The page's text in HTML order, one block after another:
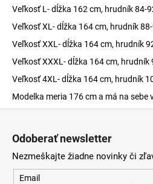
Veľkosť L- dĺžka 162 cm, hrudník 84-
Veľkosť XL- dĺžka 164 cm, hrudník
Veľkosť XXL- dĺžka 164 cm, hrudník
Veľkosť XXXL- dĺžka 164 cm, hrudník
Veľkosť 4XL- dĺžka 164 cm, hrudník
Modelka meria 176 cm a má na sebe
Odoberať newsletter
Nezmeškajte žiadne novinky či
Email